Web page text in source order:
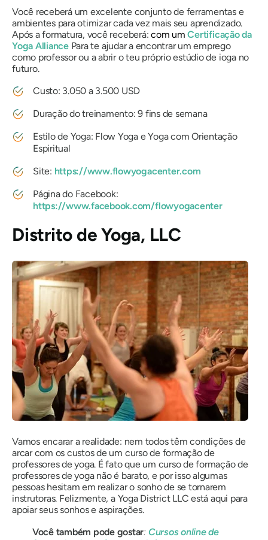
Você receberá um excelente conjunto de ferramentas e
ambientes para otimizar cada vez mais seu aprendizado.
Após a formatura, você receberá:com um Certificação da
Yoga AlliancePara te ajudar a encontrar um emprego
como professor ou a abrir o teu próprio estúdio de ioga no
futuro.
Custo: 3.050 a 3.500 USD
Duração do treinamento: 9 fins de semana
Estilo de Yoga: Flow Yoga e Yoga com Orientação
Espiritual
Site: https://www.flowyogacenter.com
Página do Facebook:
https://www.facebook.com/flowyogacenter
Distrito de Yoga, LLC
Vamos encarar a realidade: nem todos têm condições de
arcar com os custos de um curso de formação de
professores de yoga. É fato que um curso de formação de
professores de yoga não é barato, e por isso algumas
pessoas hesitam em realizar o sonho de se tornarem
instrutoras. Felizmente, a Yoga District LLC está aqui para
apoiar seus sonhos e aspirações.
Você também pode gostar: Cursos online de